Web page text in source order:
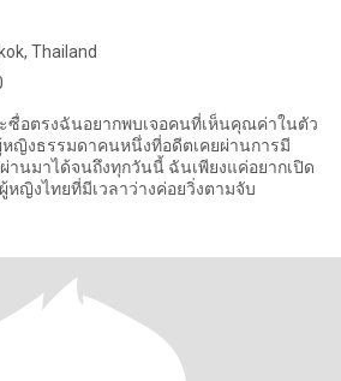
Thailand
ซื่อตรงฉันอยากพบเจอคนที่เห็นคุณค่าในตัว
ญิงธรรมดาคนหนึ่งที่อดีตเคยผ่านการมี
นมาได้จนถึงทุกวันนี้ ฉันเพียงแค่อยากเปิด
หญิงไทยที่มีเวลาว่างค่อยวิ่งตามจับ